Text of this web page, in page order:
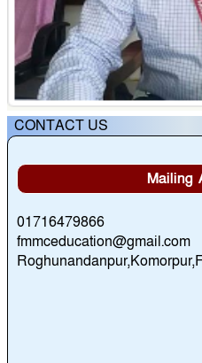
CONTACT US
Mailing
01716479866
fmmceducation@gmail.com